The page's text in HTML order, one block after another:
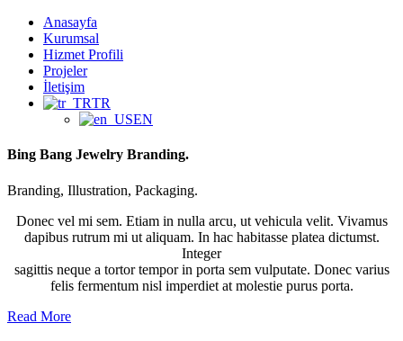
Anasayfa
Kurumsal
Hizmet Profili
Projeler
İletişim
TR
EN
Bing Bang Jewelry Branding.
Branding, Illustration, Packaging.
Donec vel mi sem. Etiam in nulla arcu, ut vehicula velit. Vivamus
dapibus rutrum mi ut aliquam. In hac habitasse platea dictumst.
Integer
sagittis neque a tortor tempor in porta sem vulputate. Donec varius
felis fermentum nisl imperdiet at molestie purus porta.
Read More